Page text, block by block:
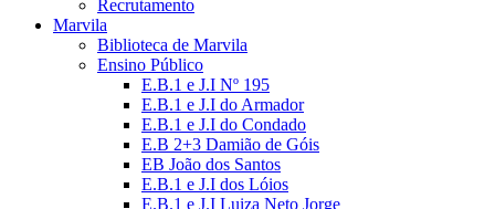
Recrutamento
Marvila
Biblioteca de Marvila
Ensino Público
E.B.1 e J.I Nº 195
E.B.1 e J.I do Armador
E.B.1 e J.I do Condado
E.B 2+3 Damião de Góis
EB João dos Santos
E.B.1 e J.I dos Lóios
E.B.1 e J.I Luiza Neto Jorge